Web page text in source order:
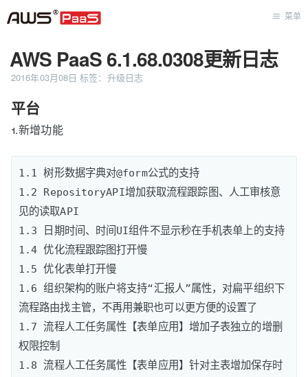
首页
菜单
AWS PaaS 6.1.68.0308更新日志
2016年03月08日 标签： 升级日志
平台
1.新增功能
1.1 树形数据字典对@form公式的支持
1.2 RepositoryAPI增加获取流程跟踪图、人工审核意
见的读取API
1.3 日期时间、时间UI组件不显示秒在手机表单上的支持
1.4 优化流程跟踪图打开慢
1.5 优化表单打开慢
1.6 组织架构的账户将支持“汇报人”属性，对扁平组织下
流程路由找主管，不再用兼职也可以更方便的设置了
1.7 流程人工任务属性【表单应用】增加子表独立的增删
权限控制
1.8 流程人工任务属性【表单应用】针对主表增加保存时